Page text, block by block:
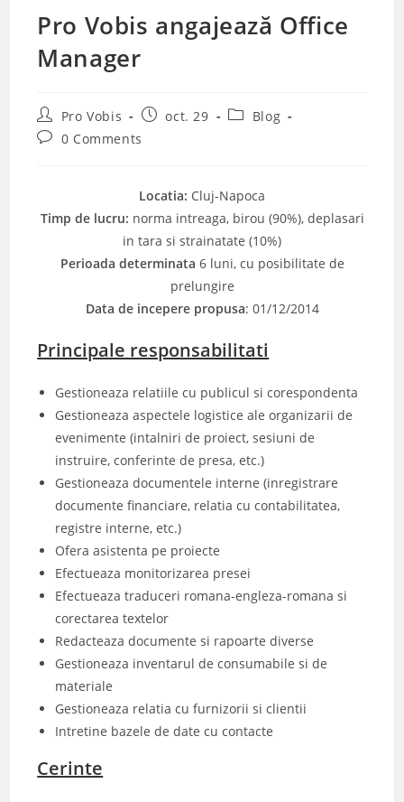
Pro Vobis angajează Office
Manager
Post
author:
Pro Vobis
Postoct. 29
PostBlog
Post0 Comments
Locatia: Cluj-Napoca
Timp de lucru: norma intreaga, birou (90%), deplasari
in tara si strainatate (10%)
Perioada determinata 6 luni, cu posibilitate de
prelungire
Data de incepere propusa: 01/12/2014
Principale responsabilitati
Gestioneaza relatiile cu publicul si corespondenta
Gestioneaza aspectele logistice ale organizarii de
evenimente (intalniri de proiect, sesiuni de
instruire, conferinte de presa, etc.)
Gestioneaza documentele interne (inregistrare
documente financiare, relatia cu contabilitatea,
registre interne, etc.)
Ofera asistenta pe proiecte
Efectueaza monitorizarea presei
Efectueaza traduceri romana-engleza-romana si
corectarea textelor
Redacteaza documente si rapoarte diverse
Gestioneaza inventarul de consumabile si de
materiale
Gestioneaza relatia cu furnizorii si clientii
Intretine bazele de date cu contacte
Cerinte